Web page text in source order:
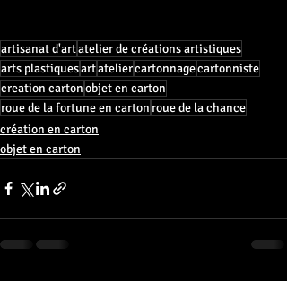
artisanat d'artatelier de créations artistiques
arts plastiquesartateliercartonnagecartonniste
creation cartonobjet en carton
roue de la fortune en cartonroue de la chance
création en carton
objet en carton